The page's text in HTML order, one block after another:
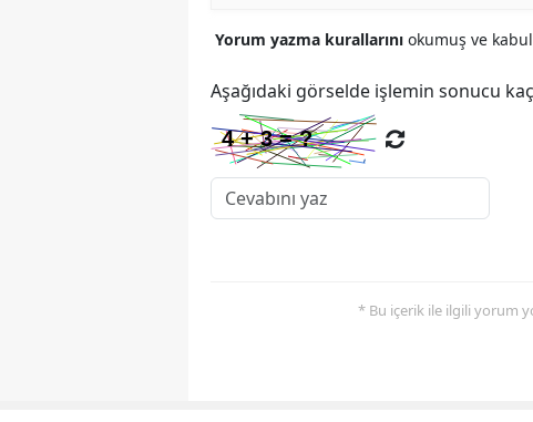
Yorum yazma kurallarını okumuş ve kabul
Aşağıdaki görselde işlemin sonucu
* Bu içerik ile ilgili yorum